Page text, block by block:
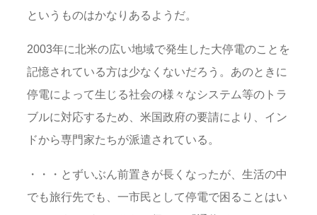
というものはかなりあるようだ。
2003年に北米の広い地域で発生した大停電のことを
記憶されている方は少なくないだろう。あのときに
停電によって生じる社会の様々なシステム等のトラ
ブルに対応するため、米国政府の要請により、イン
ドから専門家たちが派遣されている。
・・・とずいぶん前置きが長くなったが、生活の中
でも旅行先でも、一市民として停電で困ることはい